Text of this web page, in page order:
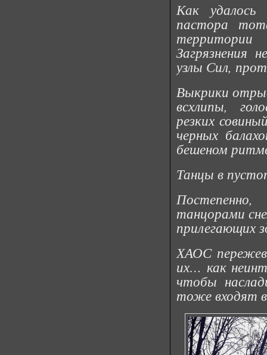
Как
пастора
Загрязнения
узлы Сил,
Выкрики
всхлипы,
резких
черных
бешеном
Танцы в
танцорами
прилегающих
ХАОС
их… как
чтобы
тоже входят